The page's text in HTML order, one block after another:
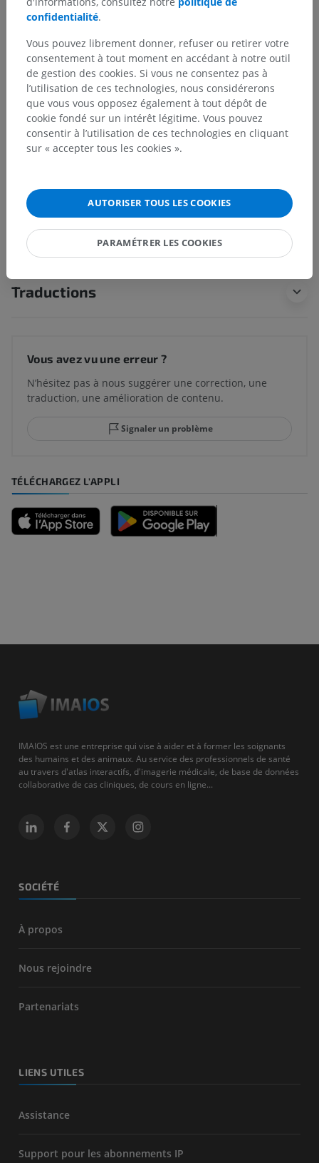
Hiérarchie anatomique
Anatomie vétérinaire
Parties du corps
Structures sous-jacentes :Il n'y a aucune structure
sous-jacente
Traductions
Vous avez vu une erreur ?
N’hésitez pas à nous suggérer une correction, une
traduction, une amélioration de contenu.
Signaler un problème
TÉLÉCHARGEZ L'APPLI
IMAIOS est une entreprise qui vise à aider et à former les soignants
des humains et des animaux. Au service des professionnels de santé
au travers d'atlas interactifs, d'imagerie médicale, de base de données
collaborative de cas cliniques, de cours en ligne...
SOCIÉTÉ
À propos
Nous rejoindre
Partenariats
LIENS UTILES
Assistance
Support pour les abonnements IP
confidentialité.
Vous pouvez librement donner, refuser ou retirer votre
consentement à tout moment en accédant à notre outil
de gestion des cookies. Si vous ne consentez pas à
l’utilisation de ces technologies, nous considérerons
que vous vous opposez également à tout dépôt de
cookie fondé sur un intérêt légitime. Vous pouvez
consentir à l’utilisation de ces technologies en cliquant
sur « accepter tous les cookies ».
AUTORISER TOUS LES COOKIES
PARAMÉTRER LES COOKIES